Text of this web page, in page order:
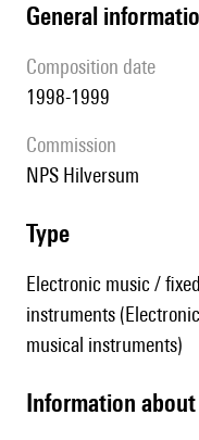
general
composition date
1998-1999
Commission
NPS Hilversum
type
Electronic music /
instruments
musical instruments)
information